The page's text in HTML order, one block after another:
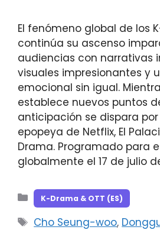
El fenómeno global de los
continúa su ascenso
audiencias con narrativas
visuales impresionantes y
emocional sin igual.
establece nuevos puntos
anticipación se dispara
epopeya de Netflix, El
Drama. Programado para
globalmente el 17 de julio
Categorías
K-Drama & OTT (ES)
Etiquetas
Cho Seung-woo,